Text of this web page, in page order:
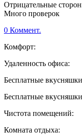
Отрицательные
Много проверок
0 Коммент.
Комфорт:
Удаленность офиса:
Бесплатные
Бесплатные
Чистота помещений:
Комната отдыха: